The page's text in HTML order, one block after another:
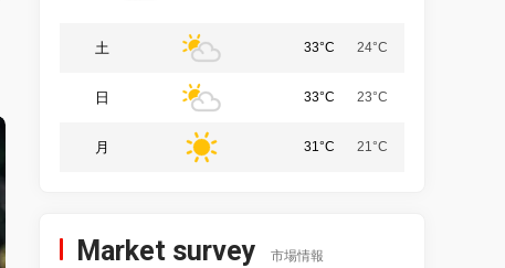
土 33°C 24°C
日 33°C 23°C
月 31°C 21°C
Market survey 市場情報